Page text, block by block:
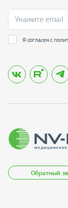
Я согласен с
Обратный